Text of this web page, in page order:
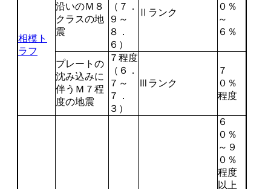
相模ト
ラフ
沿いのＭ８
クラスの地
震
（７．
９～
８．
６）
Ⅱランク
０％
～
６％
プレートの
沈み込みに
伴うＭ７程
度の地震
７程度
（６．
７～
７．
３）
Ⅲランク
７
０％
程度
６
０％
～９
０％
程度
以上